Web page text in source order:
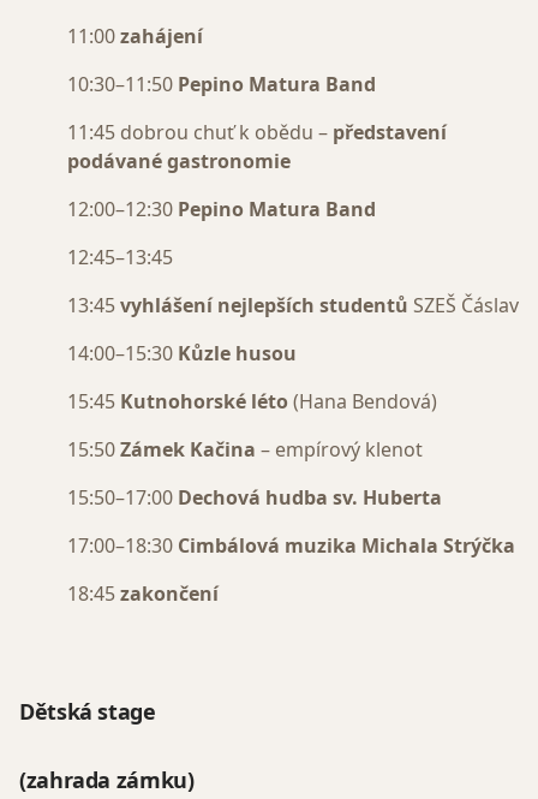
11:00zahájení
10:30–11:50 Pepino Matura Band
11:45 dobrou chuť k obědu – představení
podávané gastronomie
12:00–12:30 Pepino Matura Band
12:45–13:45
13:45vyhlášení nejlepších studentů SZEŠ Čáslav
14:00–15:30 Kůzle husou
15:45 Kutnohorské léto(Hana Bendová)
15:50Zámek Kačina – empírový klenot
15:50–17:00 Dechová hudba sv. Huberta
17:00–18:30 Cimbálová muzika Michala Strýčka
18:45zakončení
Dětská stage
(zahrada zámku)